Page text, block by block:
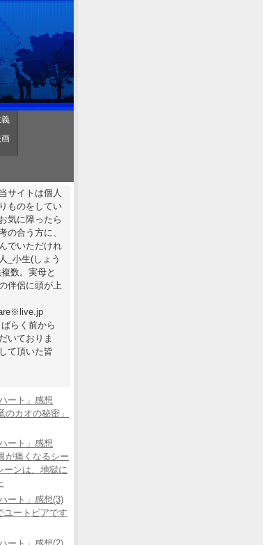
サイトは個人
ものをしてい
気に障ったら
の合う方に、
でいただけれ
_小生(しょう
数。実母と
伴侶に頭が上
らく前から
いておりま
て頂いた皆
ート」感想
カオの秘密」
ート」感想
痛くなるシー
ーンは、地獄に
ート」感想(3)
ユートピアです